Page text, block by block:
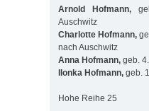
Arnold Hofmann,
Auschwitz
Charlotte Hofmann,
nach Auschwitz
Anna Hofmann, geb.
Ilonka Hofmann, geb.
Hohe Reihe 25